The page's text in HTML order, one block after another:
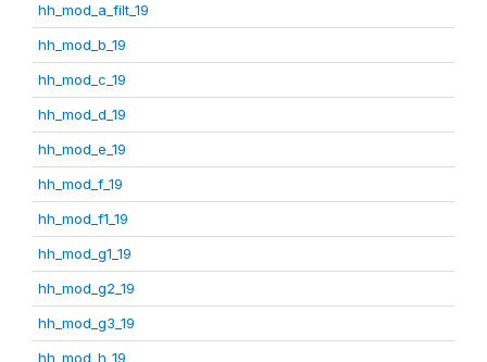
hh_mod_a_filt_19
hh_mod_b_19
hh_mod_c_19
hh_mod_d_19
hh_mod_e_19
hh_mod_f_19
hh_mod_f1_19
hh_mod_g1_19
hh_mod_g2_19
hh_mod_g3_19
hh_mod_h_19